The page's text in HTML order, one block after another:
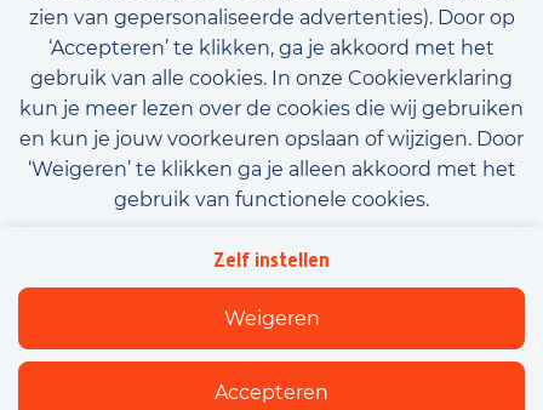
zien van gepersonaliseerde advertenties). Door op
‘Accepteren’ te klikken, ga je akkoord met het
gebruik van alle cookies. In onze Cookieverklaring
kun je meer lezen over de cookies die wij gebruiken
en kun je jouw voorkeuren opslaan of wijzigen. Door
‘Weigeren’ te klikken ga je alleen akkoord met het
gebruik van functionele cookies.
Zelf instellen
Weigeren
Accepteren
Algemene voorwaarden Privacy
Cookies
Flexfamily